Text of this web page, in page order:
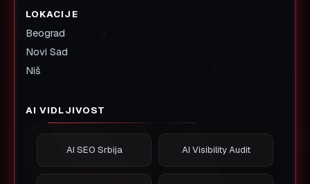
LOKACIJE
Beograd
Novi Sad
Niš
AI VIDLJIVOST
AI SEO Srbija AI Visibility Audit